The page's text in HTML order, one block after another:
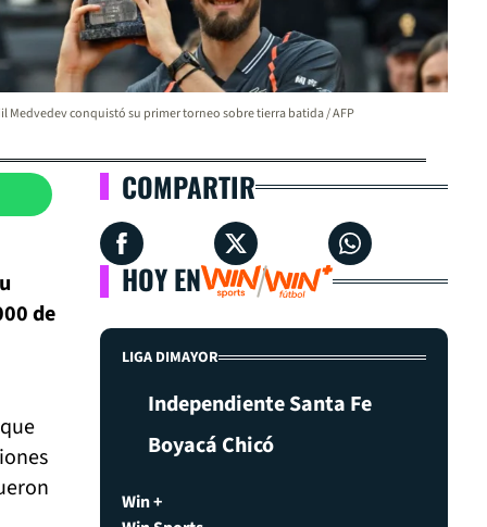
Medvedev conquistó su primer torneo sobre tierra batida / AFP
de
COMPARTIR
HOY EN
LIGA DIMAYOR
Independiente Santa Fe
Boyacá Chicó
Win +